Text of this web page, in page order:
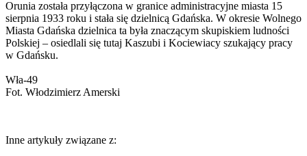
Orunia została przyłączona w granice administracyjne miasta 15
sierpnia 1933 roku i stała się dzielnicą Gdańska. W okresie Wolnego
Miasta Gdańska dzielnica ta była znaczącym skupiskiem ludności
Polskiej – osiedlali się tutaj Kaszubi i Kociewiacy szukający pracy
w Gdańsku.
Wła-49
Fot. Włodzimierz Amerski
Inne artykuły związane z: